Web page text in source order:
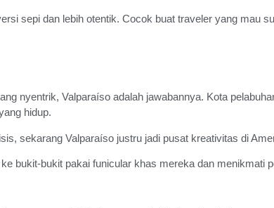
sepi dan lebih otentik. Cocok buat traveler yang mau
nyentrik, Valparaíso adalah jawabannya. Kota
hidup.
sekarang Valparaíso justru jadi pusat kreativitas di
bukit-bukit pakai funicular khas mereka dan menikmati